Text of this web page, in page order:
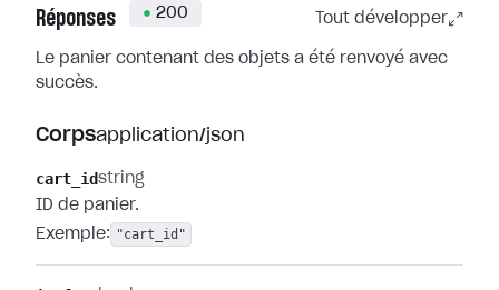
Réponses 200 Tout développer
Le panier contenant des objets a été renvoyé avec
succès.
Corpsapplication/json
cart_idstring
ID de panier.
Exemple: "cart_id"